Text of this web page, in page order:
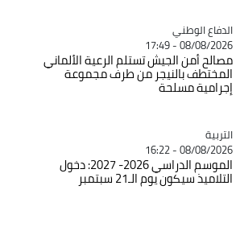
Catégorie
الدفاع الوطني
08/08/2026 - 17:49
مصالح أمن الجيش تستلم الرعية الألماني
المختطف بالنيجر من طرف مجموعة
إجرامية مسلحة
Catégorie
التربية
08/08/2026 - 16:22
الموسم الدراسي 2026- 2027: دخول
التلاميذ سيكون يوم الـ21 سبتمبر